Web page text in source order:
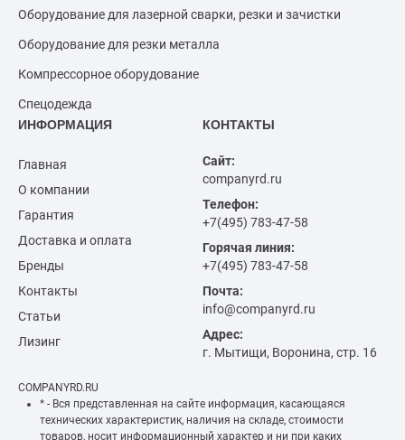
Оборудование для лазерной сварки, резки и зачистки
Оборудование для резки металла
Компрессорное оборудование
Спецодежда
ИНФОРМАЦИЯ
Главная
О компании
Гарантия
Доставка и оплата
Бренды
Контакты
Статьи
Лизинг
КОНТАКТЫ
Сайт:
companyrd.ru
Телефон:
+7(495) 783-47-58
Горячая линия:
+7(495) 783-47-58
Почта:
info@companyrd.ru
Адрес:
г. Мытищи, Воронина, стр. 16
COMPANYRD.RU
* - Вся представленная на сайте информация, касающаяся
технических характеристик, наличия на складе, стоимости
товаров, носит информационный характер и ни при каких